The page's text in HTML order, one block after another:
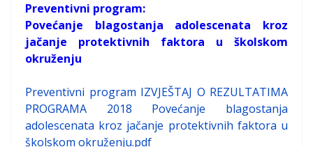
Preventivni program:
Povećanje blagostanja adolescenata kroz
jačanje protektivnih faktora u školskom
okruženju
Preventivni program IZVJEŠTAJ O REZULTATIMA
PROGRAMA 2018 Povećanje blagostanja
adolescenata kroz jačanje protektivnih faktora u
školskom okruženju.pdf